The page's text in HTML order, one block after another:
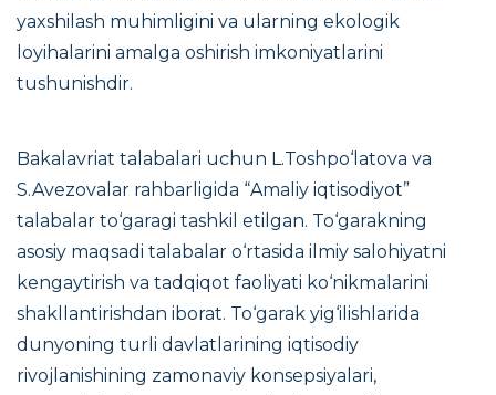
yaxshilash muhimligini va ularning ekologik
loyihalarini amalga oshirish imkoniyatlarini
tushunishdir.
Bakalavriat talabalari uchun L.Toshpo‘latova va
S.Avezovalar rahbarligida “Amaliy iqtisodiyot”
talabalar to‘garagi tashkil etilgan. To‘garakning
asosiy maqsadi talabalar o‘rtasida ilmiy salohiyatni
kengaytirish va tadqiqot faoliyati ko‘nikmalarini
shakllantirishdan iborat. To‘garak yig‘ilishlarida
dunyoning turli davlatlarining iqtisodiy
rivojlanishining zamonaviy konsepsiyalari,